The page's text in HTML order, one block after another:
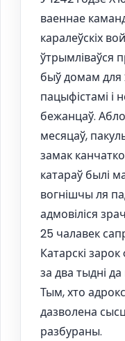
ваеннае
каралеўскіх
ўтрымліваўся
быў домам для
пацыфістамі і
бежанцаў.
месяцаў,
замак
катараў былі
вогнішчы ля
адмовіліся
25 чалавек
Катарскі
за два тыдні
Тым, хто
дазволена
разбураны.